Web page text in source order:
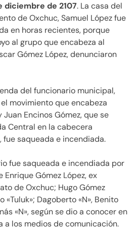
diciembre de 2107. La casa del
de Oxchuc, Samuel López fue
en horas recientes, porque
al grupo que encabeza al
Gómez López, denunciaron
del funcionario municipal,
movimiento que encabeza
Juan Encinos Gómez, que se
Central en la cabecera
fue saqueada e incendiada.
fue saqueada e incendiada por
Gómez López, ex
de Oxchuc; Hugo Gómez
«Tuluk»; Dagoberto «N», Benito
«N», según se dio a conocer en
a los medios de comunicación.